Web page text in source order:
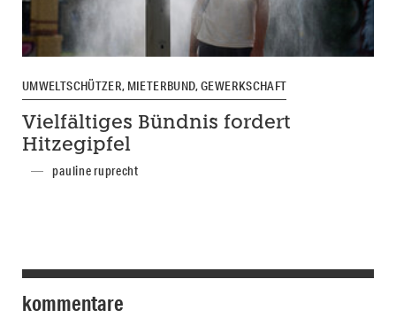
UMWELTSCHÜTZER, MIETERBUND, GEWERKSCHAFT
Vielfältiges Bündnis fordert
Hitzegipfel
pauline ruprecht
kommentare